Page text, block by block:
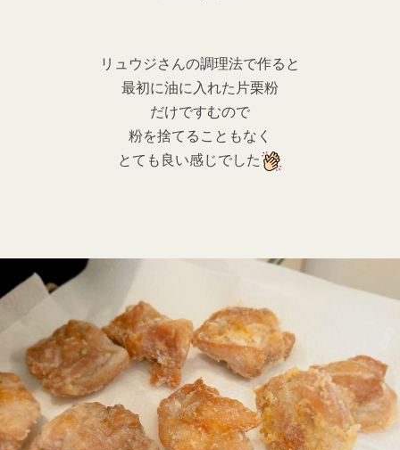
リュウジさんの調理法で作ると
最初に油に入れた片栗粉
だけですむので
粉を捨てることもなく
とても良い感じでした